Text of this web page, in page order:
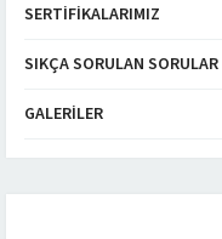
SERTIFIKALARIMIZ
SIKÇA SORULAN SORULAR
GALERILER